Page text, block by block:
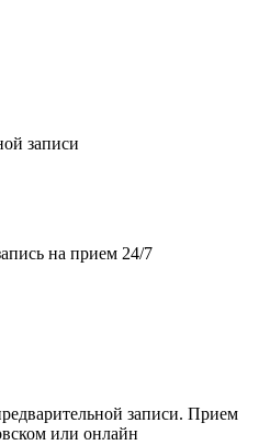
записи
на прием 24/7
записи. Прием
или онлайн